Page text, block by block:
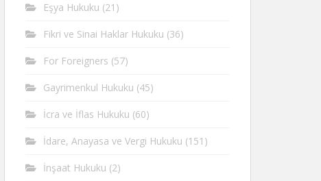
Eşya Hukuku (21)
Fikri ve Sinai Haklar Hukuku (36)
For Foreigners (57)
Gayrimenkul Hukuku (45)
İcra ve İflas Hukuku (60)
İdare, Anayasa ve Vergi Hukuku (151)
İnşaat Hukuku (2)